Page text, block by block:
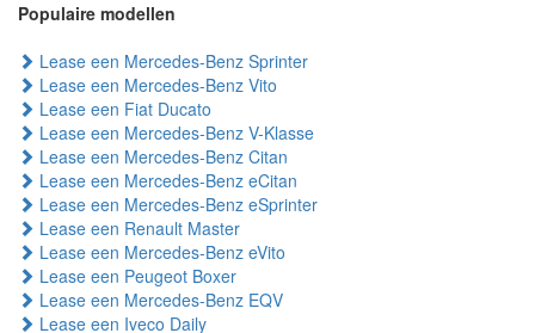
Populaire modellen
Lease een Mercedes-Benz Sprinter
Lease een Mercedes-Benz Vito
Lease een Fiat Ducato
Lease een Mercedes-Benz V-Klasse
Lease een Mercedes-Benz Citan
Lease een Mercedes-Benz eCitan
Lease een Mercedes-Benz eSprinter
Lease een Renault Master
Lease een Mercedes-Benz eVito
Lease een Peugeot Boxer
Lease een Mercedes-Benz EQV
Lease een Iveco Daily